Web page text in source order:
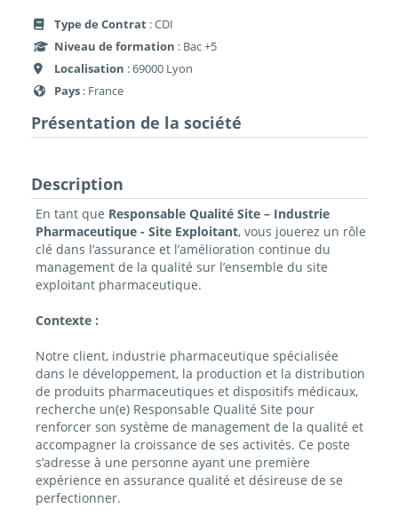
Type de Contrat : CDI
Niveau de formation : Bac +5
Localisation : 69000 Lyon
Pays : France
Présentation de la société
Description
En tant que Responsable Qualité Site – Industrie
Pharmaceutique - Site Exploitant, vous jouerez un rôle
clé dans l’assurance et l’amélioration continue du
management de la qualité sur l’ensemble du site
exploitant pharmaceutique.
Contexte :
Notre client, industrie pharmaceutique spécialisée
dans le développement, la production et la distribution
de produits pharmaceutiques et dispositifs médicaux,
recherche un(e) Responsable Qualité Site pour
renforcer son système de management de la qualité et
accompagner la croissance de ses activités. Ce poste
s’adresse à une personne ayant une première
expérience en assurance qualité et désireuse de se
perfectionner.